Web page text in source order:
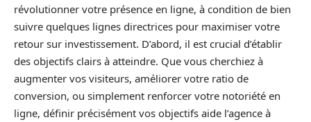
révolutionner votre présence en ligne, à condition de bien
suivre quelques lignes directrices pour maximiser votre
retour sur investissement. D’abord, il est crucial d’établir
des objectifs clairs à atteindre. Que vous cherchiez à
augmenter vos visiteurs, améliorer votre ratio de
conversion, ou simplement renforcer votre notoriété en
ligne, définir précisément vos objectifs aide l’agence à